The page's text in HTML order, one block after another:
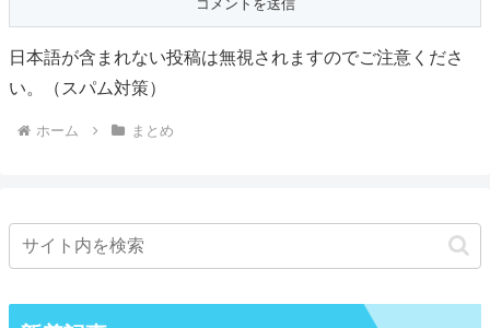
日本語が含まれない投稿は無視されますのでご注意くださ
い。（スパム対策）
ホーム まとめ